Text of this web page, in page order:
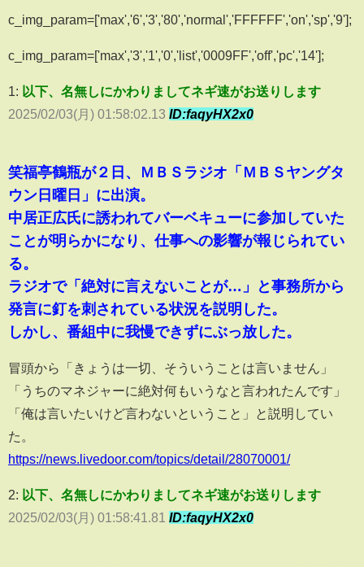
c_img_param=['max','6','3','80','normal','FFFFFF','on','sp','9'];
c_img_param=['max','3','1','0','list','0009FF','off','pc','14'];
1: 以下、名無しにかわりましてネギ速がお送りします
2025/02/03(月) 01:58:02.13 ID:faqyHX2x0
笑福亭鶴瓶が２日、ＭＢＳラジオ「ＭＢＳヤングタ
ウン日曜日」に出演。
中居正広氏に誘われてバーベキューに参加していた
ことが明らかになり、仕事への影響が報じられてい
る。
ラジオで「絶対に言えないことが…」と事務所から
発言に釘を刺されている状況を説明した。
しかし、番組中に我慢できずにぶっ放した。
冒頭から「きょうは一切、そういうことは言いません」
「うちのマネジャーに絶対何もいうなと言われたんです」
「俺は言いたいけど言わないということ」と説明してい
た。
https://news.livedoor.com/topics/detail/28070001/
2: 以下、名無しにかわりましてネギ速がお送りします
2025/02/03(月) 01:58:41.81 ID:faqyHX2x0